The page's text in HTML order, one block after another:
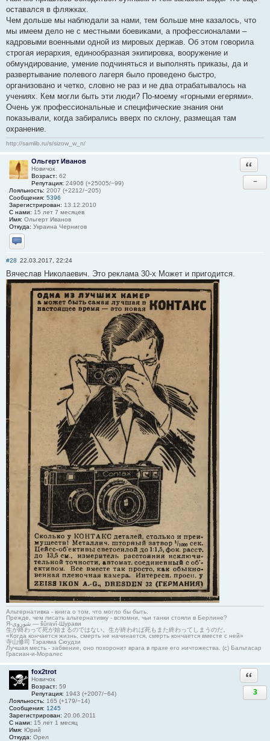
оставался в фляжках.
Чем дольше мы наблюдали за нами, тем больше мне казалось, что
мы имеем дело не с местными боевиками, а профессионалами –
кадровыми военными одной из мировых держав. Об этом говорила
строгая иерархия, единообразная экипировка, вооружение и
обмундирование, умение подчиняться и выполнять приказы, да и
развертывание полевого лагеря было проведено быстро,
организовано и четко, словно не раз и не два отрабатывалось на
учениях. Кем могли быть эти люди? По-моему «горными егерями».
Очень уж профессиональные и специфические знания они
показывали, когда забирались вверх по склону, размещая там
охранение.
http://samlib.ru/s/sizow_w_n/
Ольгерт Иванов
Новичок
Возраст: 62
Репутация: 24906 (+25005/−99)
Лояльность: 2007 (+2212/−205)
Сообщения: 5396
Зарегистрирован: 13.12.2010
С нами: 15 лет 7 месяцев
Имя: Ольгерт Иванов
Откуда: Украина Чернигов
Отправить личное сообщение
−
#28 22.03.2017, 22:24
Вячеслав Николаевич. Это реклама 30-х Может и пригодится.
Альтернативка - книга о том, что могло бы быть.
Прежде, чем писать альтернативку - вспомни, чьи танки стояли в Берлине?
Я-شوروی — šûravî-Шурави
生が終わって死が始まるのではない。生が終われば死もまた終わってしまうのだ。
«Когда кончается жизнь, смерть не начинается, смерть кончается вместе с ней»
寺山修司 Тэраяма Сюудзи
Лучшая месть - забвение, оно похоронит врага в прахе его ничтожества. (с) Бальтасар
Грасиан-и-Моралес
fox2trot
Новичок
Возраст: 59
Репутация: 1943 (+2007/−64)
Лояльность: 165 (+179/−14)
Сообщения: 1245
Зарегистрирован: 20.06.2011
С нами: 15 лет 1 месяц
Имя: Юрий
Откуда: Орел
3